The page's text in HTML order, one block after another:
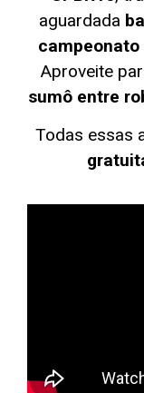
aguardada
Aproveite
sumô entre
Todas essas